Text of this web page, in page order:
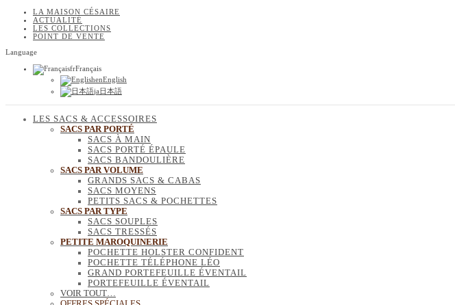
LA MAISON CÉSAIRE
ACTUALITÉ
LES COLLECTIONS
POINT DE VENTE
Language
frFrançais
enEnglish
ja日本語
LES SACS & ACCESSOIRES
SACS PAR PORTÉ
SACS À MAIN
SACS PORTÉ ÉPAULE
SACS BANDOULIÈRE
SACS PAR VOLUME
GRANDS SACS & CABAS
SACS MOYENS
PETITS SACS & POCHETTES
SACS PAR TYPE
SACS SOUPLES
SACS TRESSÉS
PETITE MAROQUINERIE
POCHETTE HOLSTER CONFIDENT
POCHETTE TÉLÉPHONE LÉO
GRAND PORTEFEUILLE ÉVENTAIL
PORTEFEUILLE ÉVENTAIL
VOIR TOUT…